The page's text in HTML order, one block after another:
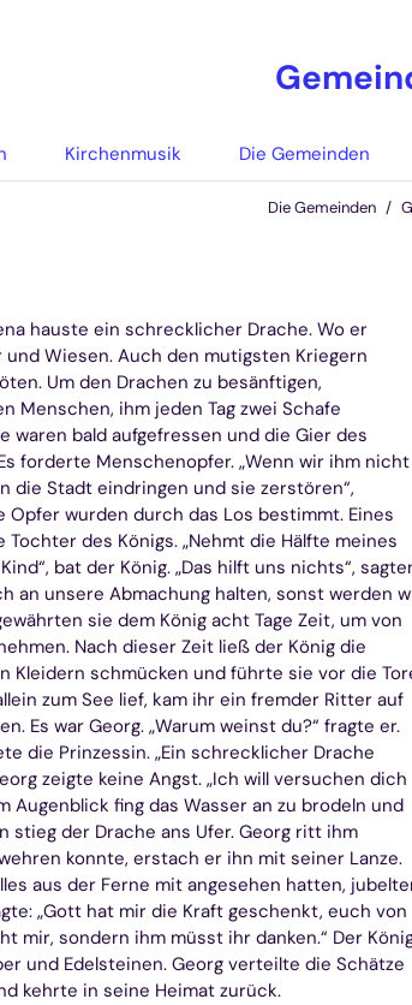
Kirchenmusik Die Gemeinden
Die Gemeinden
hauste ein schrecklicher Drache. Wo er
Wiesen. Auch den mutigsten Kriegern
Um den Drachen zu besänftigen,
Menschen, ihm jeden Tag zwei Schafe
waren bald aufgefressen und die Gier des
forderte Menschenopfer. „Wenn wir ihm nicht
die Stadt eindringen und sie zerstören“,
wurden durch das Los bestimmt. Eines
Tochter des Königs. „Nehmt die Hälfte meines
bat der König. „Das hilft uns nichts“,
an unsere Abmachung halten, sonst werden
sie dem König acht Tage Zeit, um von
Nach dieser Zeit ließ der König die
Kleidern schmücken und führte sie vor die
zum See lief, kam ihr ein fremder Ritter auf
Es war Georg. „Warum weinst du?“ fragte er.
die Prinzessin. „Ein schrecklicher Drache
zeigte keine Angst. „Ich will versuchen dich
Augenblick fing das Wasser an zu brodeln und
stieg der Drache ans Ufer. Georg ritt ihm
konnte, erstach er ihn mit seiner Lanze.
aus der Ferne mit angesehen hatten,
„Gott hat mir die Kraft geschenkt, euch von
mir, sondern ihm müsst ihr danken.“ Der
und Edelsteinen. Georg verteilte die Schätze
kehrte in seine Heimat zurück.